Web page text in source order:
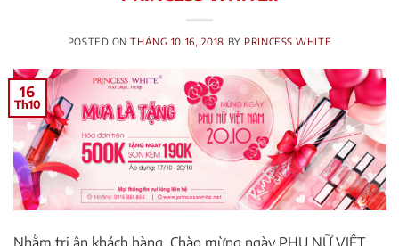
POSTED ONTHÁNG 10 16, 2018 BY PRINCESS WHITE
16
Th10
Nhằm tri ân khách hàng, Chào mừng ngày PHỤ NỮ VIỆT